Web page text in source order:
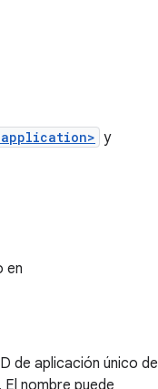
y
en
de aplicación único de
nombre puede